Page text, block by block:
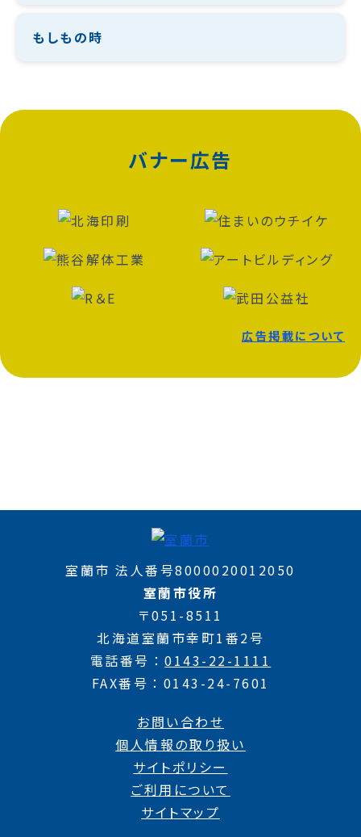
もしもの時
バナー広告
広告掲載について
室蘭市 法人番号8000020012050
室蘭市役所
〒051-8511
北海道室蘭市幸町1番2号
電話番号
0143-22-1111
FAX番号
0143-24-7601
お問い合わせ
個人情報の取り扱い
サイトポリシー
ご利用について
サイトマップ